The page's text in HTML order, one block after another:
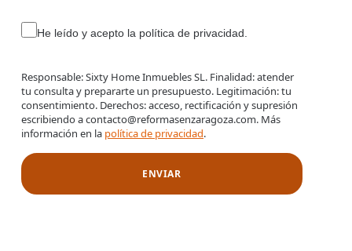
He leído y acepto la política de privacidad.
Responsable: Sixty Home Inmuebles SL. Finalidad: atender
tu consulta y prepararte un presupuesto. Legitimación: tu
consentimiento. Derechos: acceso, rectificación y supresión
escribiendo a contacto@reformasenzaragoza.com. Más
información en la política de privacidad.